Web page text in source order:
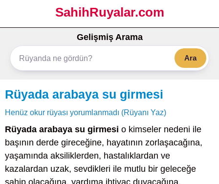
SahihRuyalar.com
Gelişmiş Arama
Ara
Rüyada arabaya su girmesi
Henüz okur rüyası yorumlanmadı (Rüyanı Yaz)
Rüyada arabaya su girmesi o kimseler nedeni ile
başının derde gireceğine, hayatının zorlaşacağına,
yaşamında aksiliklerden, hastalıklardan ve
kazalardan uzak, sevdikleri ile mutlu bir geleceğe
sahip olacağına, yardıma ihtiyaç duyacağına,